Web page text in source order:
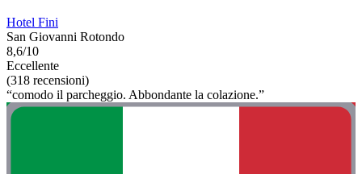
Hotel Fini
San Giovanni Rotondo
8,6/10
Eccellente
(318 recensioni)
“comodo il parcheggio. Abbondante la colazione.”